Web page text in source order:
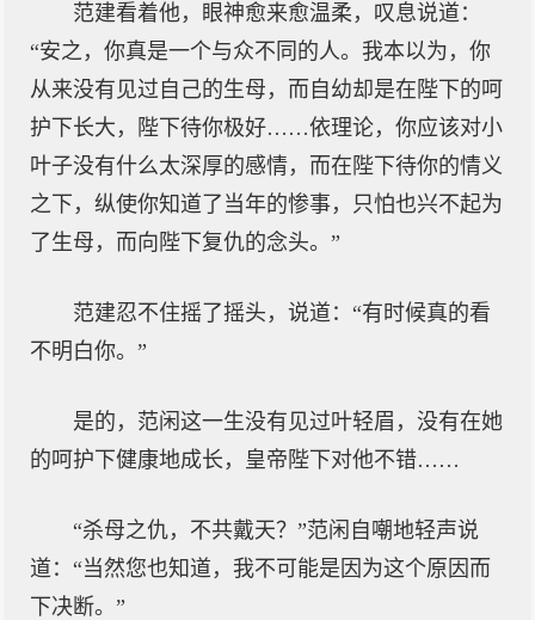
范建看着他，眼神愈来愈温柔，叹息说道：
“安之，你真是一个与众不同的人。我本以为，你
从来没有见过自己的生母，而自幼却是在陛下的呵
护下长大，陛下待你极好……依理论，你应该对小
叶子没有什么太深厚的感情，而在陛下待你的情义
之下，纵使你知道了当年的惨事，只怕也兴不起为
了生母，而向陛下复仇的念头。”
范建忍不住摇了摇头，说道：“有时候真的看
不明白你。”
是的，范闲这一生没有见过叶轻眉，没有在她
的呵护下健康地成长，皇帝陛下对他不错……
“杀母之仇，不共戴天？”范闲自嘲地轻声说
道：“当然您也知道，我不可能是因为这个原因而
下决断。”